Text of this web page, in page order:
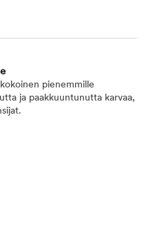
pienemmille
ja paakkuuntunutta karvaa,